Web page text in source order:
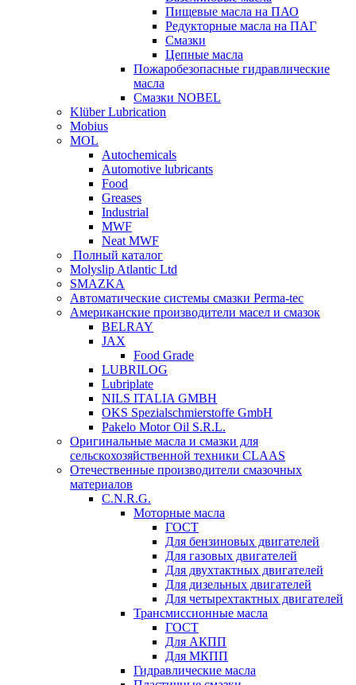
Пищевые масла на ПАО
Редукторные масла на ПАГ
Смазки
Цепные масла
Пожаробезопасные гидравлические
масла
Смазки NOBEL
Klüber Lubrication
Mobius
MOL
Autochemicals
Automotive lubricants
Food
Greases
Industrial
MWF
Neat MWF
Полный каталог
Molyslip Atlantic Ltd
SMAZKA
Автоматические системы смазки Perma-tec
Американские производители масел и смазок
BELRAY
JAX
Food Grade
LUBRILOG
Lubriplate
NILS ITALIA GMBH
OKS Spezialschmierstoffe GmbH
Pakelo Motor Oil S.R.L.
Оригинальные масла и смазки для
сельскохозяйственной техники CLAAS
Отечественные производители смазочных
материалов
C.N.R.G.
Моторные масла
ГОСТ
Для бензиновых двигателей
Для газовых двигателей
Для двухтактных двигателей
Для дизельных двигателей
Для четырехтактных двигателей
Трансмиссионные масла
ГОСТ
Для АКПП
Для МКПП
Гидравлические масла